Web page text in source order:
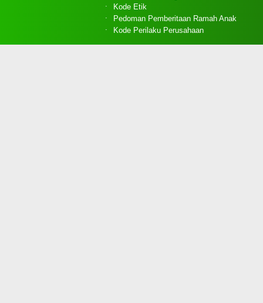
Kode Etik
Pedoman Pemberitaan Ramah Anak
Kode Perilaku Perusahaan